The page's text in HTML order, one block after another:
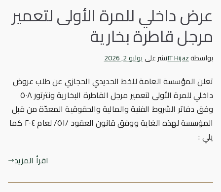
عرض داخلي للمرة الأولى لتعمير
مرجل قاطرة بخارية
بواسطةIT Hijazنشر علىيوليو 2, 2026
تعلن المؤسسة العامة للخط الحديدي الحجازي عن طلب عروض
داخلي للمرة الأولى لتعمير مرجل القاطرة البخارية ونترتور ٥٠٨
وفق دفاتر الشروط الفنية والمالية والحقوقية المعدّة من قبل
المؤسسة لهذه الغاية ووفق قانون العقود /٥١/ لعام ٢٠٠٤ كما
يلي :
اقرأ المزيد